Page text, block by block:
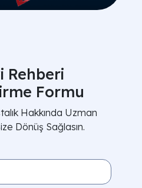
Rehberi
Formu
Hakkında Uzman
Dönüş Sağlasın.